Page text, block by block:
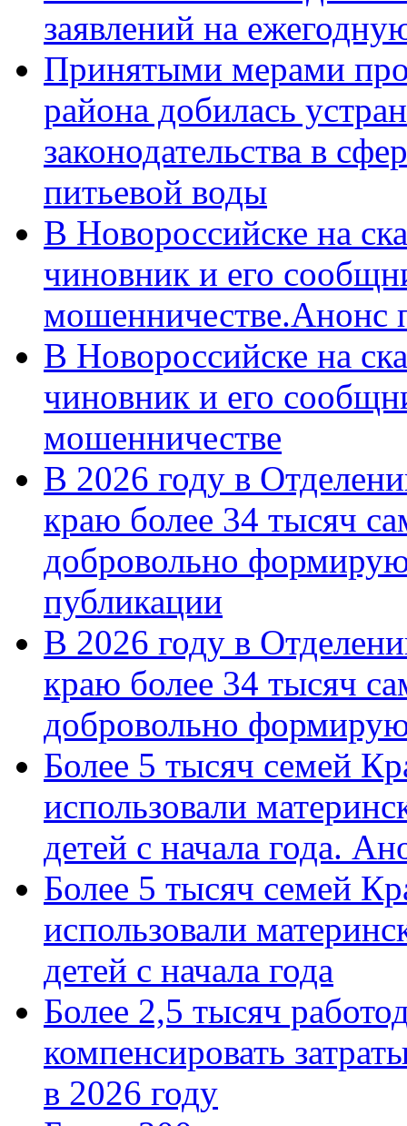
заявлений на
Принятыми мерами
района добилась
законодательства в
питьевой воды
В Новороссийске на
чиновник и его
мошенничестве.Анонс
В Новороссийске на
чиновник и его
мошенничестве
В 2026 году в
краю более 34 тысяч
добровольно
публикации
В 2026 году в
краю более 34 тысяч
добровольно
Более 5 тысяч семей
использовали
детей с начала года.
Более 5 тысяч семей
использовали
детей с начала года
Более 2,5 тысяч
компенсировать
в 2026 году